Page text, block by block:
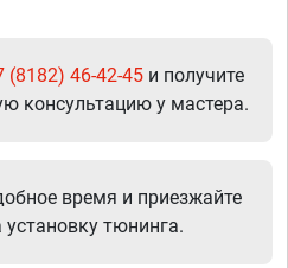
(8182) 46-42-45 и получите
консультацию у мастера.
время и приезжайте
тюнинга.